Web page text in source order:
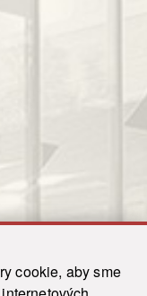
cookie, aby sme